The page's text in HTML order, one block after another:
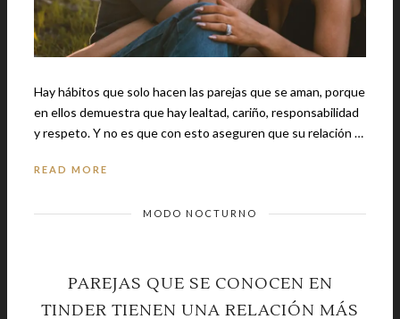
Hay hábitos que solo hacen las parejas que se aman, porque
en ellos demuestra que hay lealtad, cariño, responsabilidad
y respeto. Y no es que con esto aseguren que su relación …
READ MORE
MODO NOCTURNO
PAREJAS QUE SE CONOCEN EN
TINDER TIENEN UNA RELACIÓN MÁS